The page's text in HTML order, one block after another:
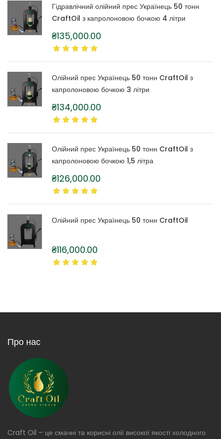
Гідравлічний олійний прес Українець 50 тонн
CraftOil з капролоновою бочкою 4 літри
₴135,000.00
Олійний прес Українець 50 тонн CraftOil з
капролоновою бочкою 3 літри
₴134,000.00
Олійний прес Українець 50 тонн CraftOil з
капролоновою бочкою 1,5 літра
₴126,000.00
Олійний прес Українець 50 тонн CraftOil
₴116,000.00
Про нас
Craft Oil – це смачні та корисні олії високої якості холодного